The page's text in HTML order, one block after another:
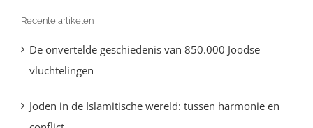
Recente artikelen
De onvertelde geschiedenis van 850.000 Joodse
vluchtelingen
Joden in de Islamitische wereld: tussen harmonie en